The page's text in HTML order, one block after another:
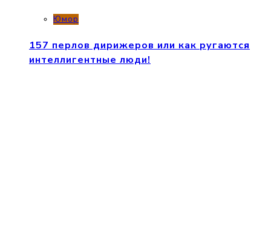
Юмор
157 перлов дирижеров или как ругаются
интеллигентные люди!